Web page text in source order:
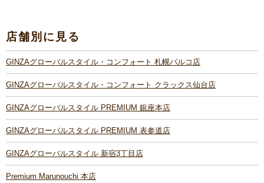
店舗別に見る
GINZAグローバルスタイル・コンフォート 札幌パルコ店
GINZAグローバルスタイル・コンフォート クラックス仙台店
GINZAグローバルスタイル PREMIUM 銀座本店
GINZAグローバルスタイル PREMIUM 表参道店
GINZAグローバルスタイル 新宿3丁目店
Premium Marunouchi 本店